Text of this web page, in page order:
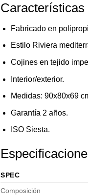
Características
Fabricado en
Estilo Riviera
Cojines en tejido
Interior/exterior.
Medidas: 90x80x69
Garantía 2 años.
ISO Siesta.
SPEC
Composición